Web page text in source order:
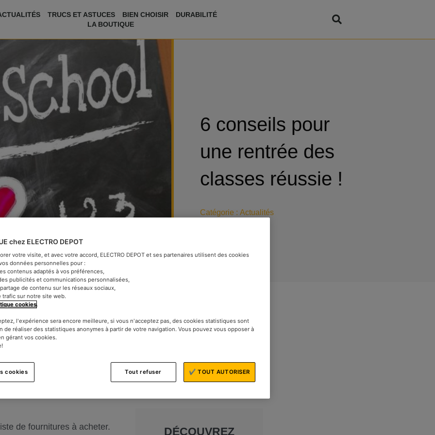
TRUCS ET ASTUCES BIEN CHOISIR
DURABILITÉ
LA BOUTIQUE
6 conseils pour
une rentrée des
classes réussie !
Catégorie : Actualités
stressant. C’est
vous préparer
sereine !
qui peut resservir, et jetez le
de fournitures à acheter.
DÉCOUVREZ
chez ELECTRO DEPOT
votre visite, et avec votre accord, ELECTRO DEPOT et ses partenaires utilisent des cookies
données personnelles pour :
contenus adaptés à vos préférences,
publicités et communications personnalisées,
de contenu sur les réseaux sociaux,
trafic sur notre site web.
cookies.
l'expérience sera encore meilleure, si vous n'acceptez pas, des cookies statistiques sont
de réaliser des statistiques anonymes à partir de votre navigation. Vous pouvez vous opposer à
gérant vos cookies.
cookies Tout refuser ✔ TOUT AUTORISER